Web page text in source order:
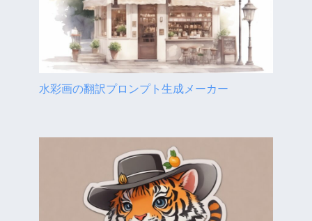
水彩画の翻訳プロンプト生成メーカー